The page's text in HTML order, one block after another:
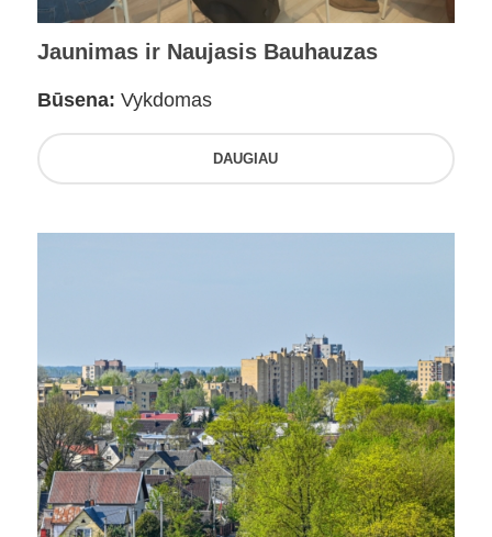
Jaunimas ir Naujasis Bauhauzas
Būsena: Vykdomas
DAUGIAU